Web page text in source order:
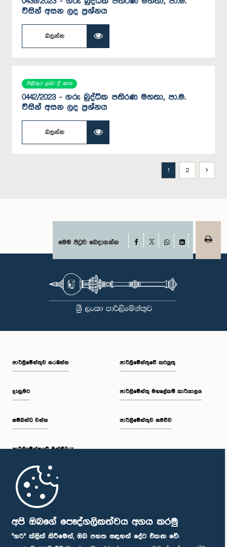
අපි ඔබගේ පෞද්ගලිකත්වය අගය කරමු
"හරි" ක්ලික් කිරීමෙන්, ඔබ පහත සඳහන් දේට එකඟ වේ:
විසින් අසන ලද ප්‍රශ්නය
බලන්න
පිළිතුර ලබා දී ඇත
0442/2023 - ගරු බුද්ධික පතිරණ මහතා, පා.ම.
විසින් අසන ලද ප්‍රශ්නය
බලන්න
1 2
මෙම පිටුව බෙදාගන්න Facebook
WhatsAppLinkedIn
පාර්ලි‌මේන්තුව නරඹන්න
දැනුමට
සම්බන්ධ වන්න
පාර්ලි‌මේන්තුවේ මන්ත්‍රීවරු
මුල් පිටුව
පාර්ලිමේන්තුවේ කටයුතු
පාර්ලිමේන්තු මහලේකම් කාර්යාලය
පාර්ලිමේන්තුව සජීවීව
පාර්ලිමේන්තු ජංගම යෙදුම